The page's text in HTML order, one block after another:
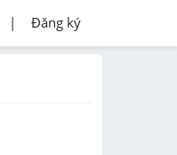
| Đăng ký